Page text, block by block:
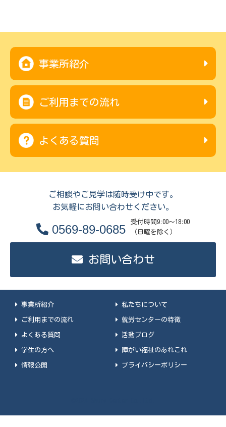
事業所紹介
ご利用までの流れ
よくある質問
ご相談やご見学は随時受け中です。
お気軽にお問い合わせください。
0569-89-0685
受付時間9:00～18:00
（日曜を除く）
お問い合わせ
事業所紹介 私たちについて
ご利用までの流れ 就労センターの特徴
よくある質問 活動ブログ
学生の方へ 障がい福祉のあれこれ
情報公開 プライバシーポリシー